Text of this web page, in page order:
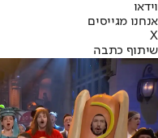
וידאו
אנחנו מגייסים
X
שיתוף כתבה